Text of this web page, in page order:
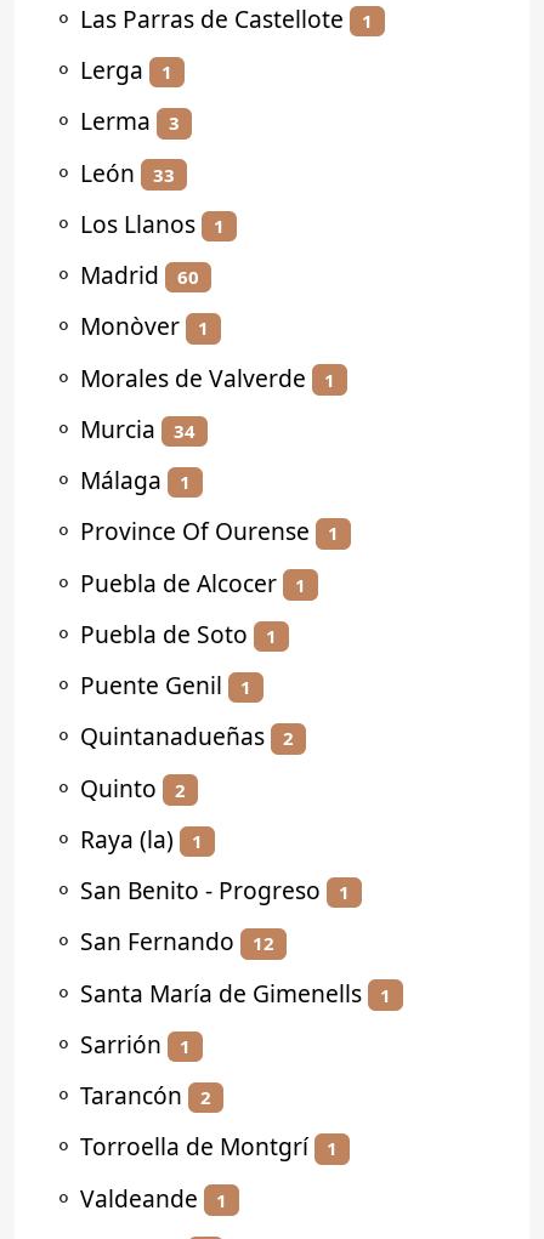
⚬ Las Parras de Castellote 1
⚬ Lerga 1
⚬ Lerma 3
⚬ León 33
⚬ Los Llanos 1
⚬ Madrid 60
⚬ Monòver 1
⚬ Morales de Valverde 1
⚬ Murcia 34
⚬ Málaga 1
⚬ Province Of Ourense 1
⚬ Puebla de Alcocer 1
⚬ Puebla de Soto 1
⚬ Puente Genil 1
⚬ Quintanadueñas 2
⚬ Quinto 2
⚬ Raya (la) 1
⚬ San Benito - Progreso 1
⚬ San Fernando 12
⚬ Santa María de Gimenells 1
⚬ Sarrión 1
⚬ Tarancón 2
⚬ Torroella de Montgrí 1
⚬ Valdeande 1